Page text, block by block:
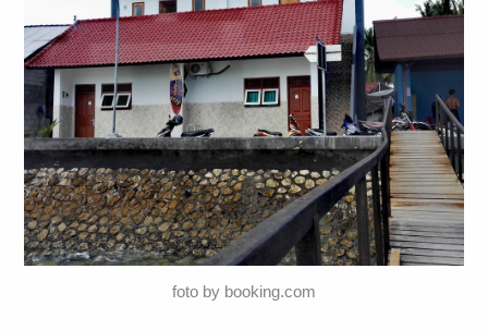
foto by booking.com